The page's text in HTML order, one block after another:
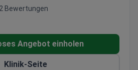
auch Kinder. Jährlich
in der Klinik. Die Klinik wird
aus den GUS-Staaten,
den USA, Kanada und
2 Bewertungen
Angebot einholen
Klinik-Seite